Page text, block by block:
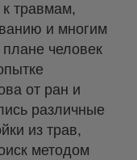
травмам,
и многим
человек
от ран и
различные
из трав,
методом